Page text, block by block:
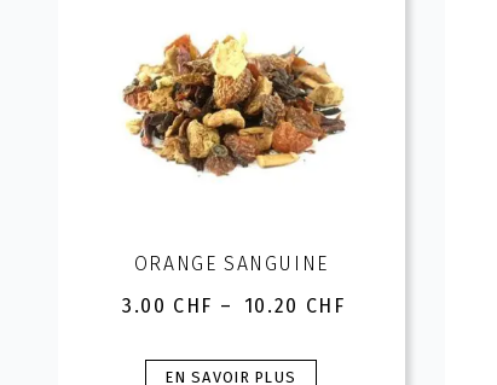
ORANGE SANGUINE
3.00 CHF – 10.20 CHF
Plage
prix :
EN SAVOIR PLUS
Ce